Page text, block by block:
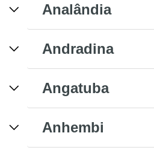
Analândia
Andradina
Angatuba
Anhembi